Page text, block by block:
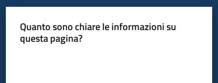
Quanto sono chiare le informazioni su
questa pagina?